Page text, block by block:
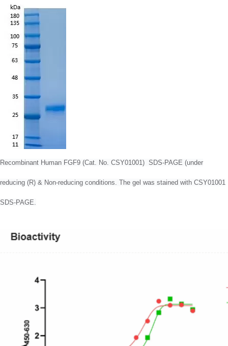
Recombinant Human FGF9 (Cat. No. CSY01001) SDS-PAGE (under
reducing (R) & Non-reducing conditions. The gel was stained with CSY01001
SDS-PAGE.